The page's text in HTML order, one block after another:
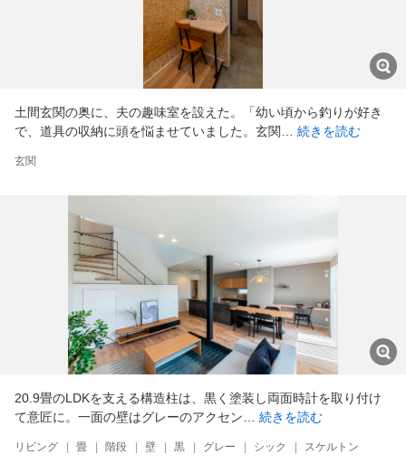
土間玄関の奥に、夫の趣味室を設えた。「幼い頃から釣りが好き
で、道具の収納に頭を悩ませていました。玄関… 続きを読む
玄関
20.9畳のLDKを支える構造柱は、黒く塗装し両面時計を取り付け
て意匠に。一面の壁はグレーのアクセン… 続きを読む
リビング 畳 階段 壁 黒 グレー シック スケルトン